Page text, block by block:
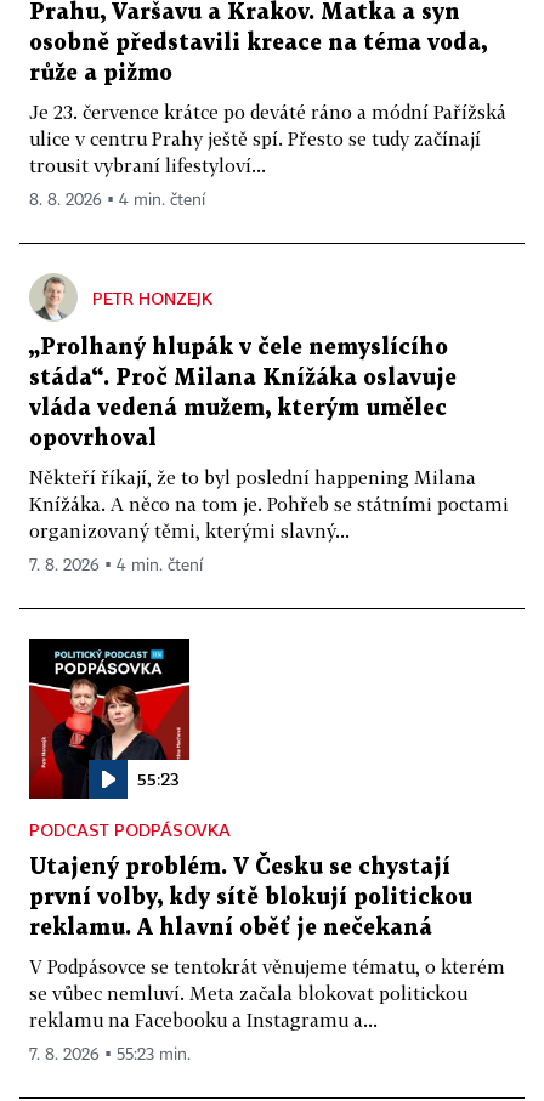
Prahu, Varšavu a Krakov. Matka a syn
osobně představili kreace na téma voda,
růže a pižmo
Je 23. července krátce po deváté ráno a módní Pařížská
ulice v centru Prahy ještě spí. Přesto se tudy začínají
trousit vybraní lifestyloví...
8. 8. 2026 ▪ 4 min. čtení
PETR HONZEJK
„Prolhaný hlupák v čele nemyslícího
stáda“. Proč Milana Knížáka oslavuje
vláda vedená mužem, kterým umělec
opovrhoval
Někteří říkají, že to byl poslední happening Milana
Knížáka. A něco na tom je. Pohřeb se státními poctami
organizovaný těmi, kterými slavný...
7. 8. 2026 ▪ 4 min. čtení
55:23
PODCAST PODPÁSOVKA
Utajený problém. V Česku se chystají
první volby, kdy sítě blokují politickou
reklamu. A hlavní oběť je nečekaná
V Podpásovce se tentokrát věnujeme tématu, o kterém
se vůbec nemluví. Meta začala blokovat politickou
reklamu na Facebooku a Instagramu a...
7. 8. 2026 ▪ 55:23 min.